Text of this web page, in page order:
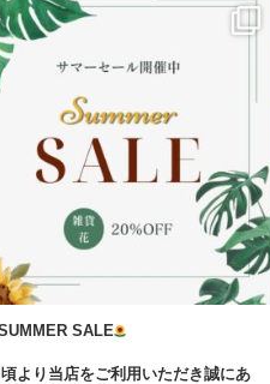
SALE
頃より当店をご利用いただき誠にあ